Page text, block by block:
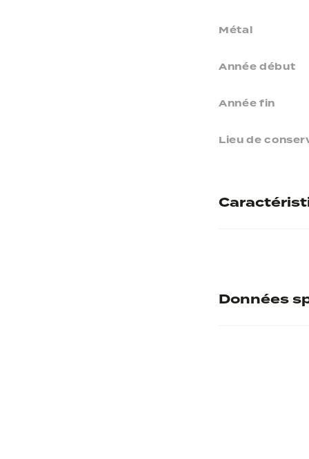
Métal
Année début
Année fin
Lieu de
Données